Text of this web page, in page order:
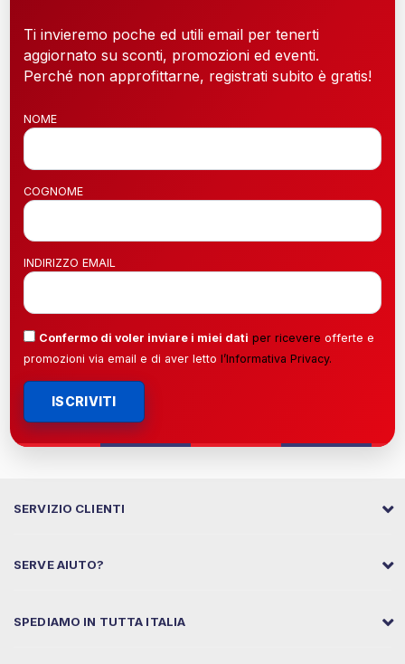
Ti invieremo poche ed utili email per tenerti
aggiornato su sconti, promozioni ed eventi.
Perché non approfittarne, registrati subito è gratis!
NOME
COGNOME
INDIRIZZO EMAIL
Confermo di voler inviare i miei dati per ricevere offerte e
promozioni via email e di aver letto l’Informativa Privacy.
ISCRIVITI
SERVIZIO CLIENTI
SERVE AIUTO?
SPEDIAMO IN TUTTA ITALIA